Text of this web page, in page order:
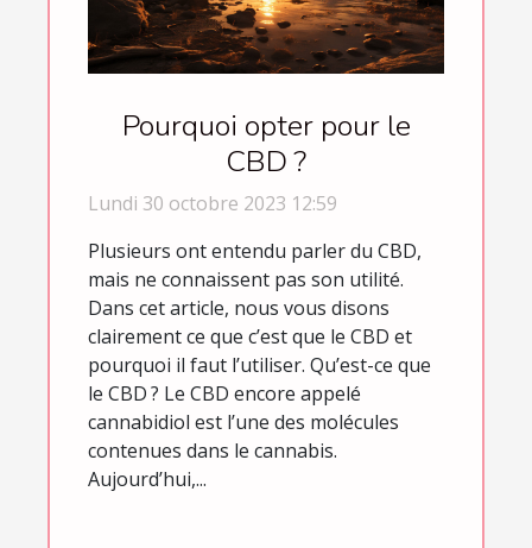
Pourquoi opter pour le
CBD ?
Lundi 30 octobre 2023 12:59
Plusieurs ont entendu parler du CBD,
mais ne connaissent pas son utilité.
Dans cet article, nous vous disons
clairement ce que c’est que le CBD et
pourquoi il faut l’utiliser. Qu’est-ce que
le CBD ? Le CBD encore appelé
cannabidiol est l’une des molécules
contenues dans le cannabis.
Aujourd’hui,...